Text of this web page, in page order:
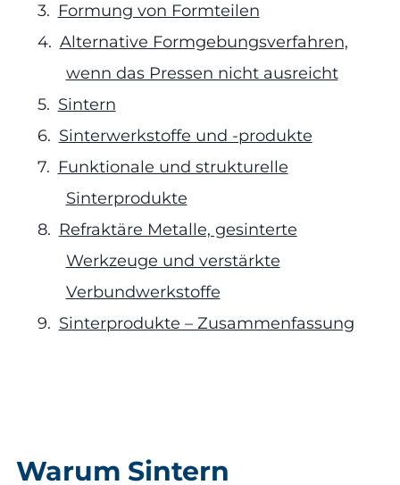
Formung von Formteilen
Alternative Formgebungsverfahren,
wenn das Pressen nicht ausreicht
Sintern
Sinterwerkstoffe und -produkte
Funktionale und strukturelle
Sinterprodukte
Refraktäre Metalle, gesinterte
Werkzeuge und verstärkte
Verbundwerkstoffe
Sinterprodukte – Zusammenfassung
Warum Sintern